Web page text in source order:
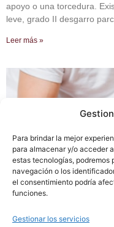
Para brindar la mejor
para almacenar y/o acceder
estas tecnologías, podremos
navegación o los
el consentimiento podría
funciones.
Gestionar los servicios
apoyo o una torcedura.
leve, grado II desgarro
Leer más »
Tendinitis de Pata